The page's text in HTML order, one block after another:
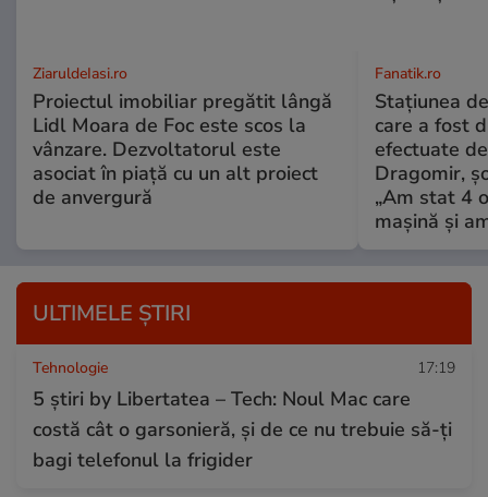
ZiaruldeIasi.ro
Proiectul imobiliar pregătit lângă
Lidl Moara de Foc este scos la
vânzare. Dezvoltatorul este
asociat în piață cu un alt proiect
de anvergură
Fanatik.ro
Stațiunea
care a fost
efectuate
Dragomir,
„Am stat 4
mașină și
ULTIMELE ȘTIRI
Tehnologie 17:19
5 știri by Libertatea – Tech: Noul Mac care
costă cât o garsonieră, și de ce nu trebuie să-ți
bagi telefonul la frigider